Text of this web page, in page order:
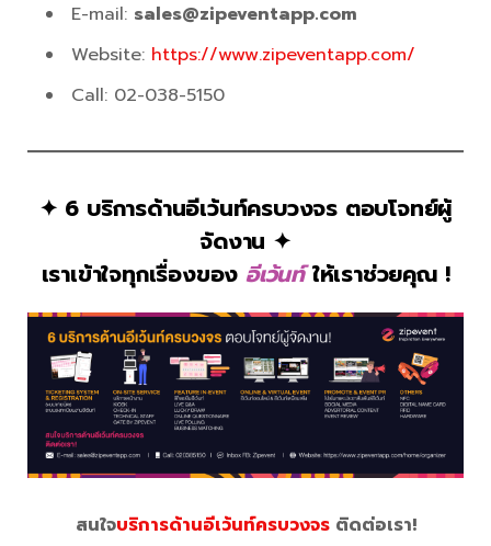
E-mail: sales@zipeventapp.com
Website: https://www.zipeventapp.com/
Call: 02-038-5150
✦ 6 บริการด้านอีเว้นท์ครบวงจร ตอบโจทย์ผู้
จัดงาน ✦
เราเข้าใจทุกเรื่องของ อีเว้นท์ให้เราช่วยคุณ !
สนใจบริการด้านอีเว้นท์ครบวงจรติดต่อเรา!